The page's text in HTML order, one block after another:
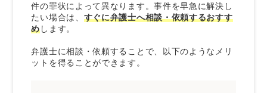
痴漢の慰謝料に関係するQ＆A
る？
電車・バス内と路上痴漢で慰謝料の相場に変
件の罪状によって異なります。事件を早急に解決し
たい場合は、 すぐに弁護士へ相談・依頼するおすす
めします。
弁護士に相談・依頼することで、以下のようなメリ
ットを得ることができます。